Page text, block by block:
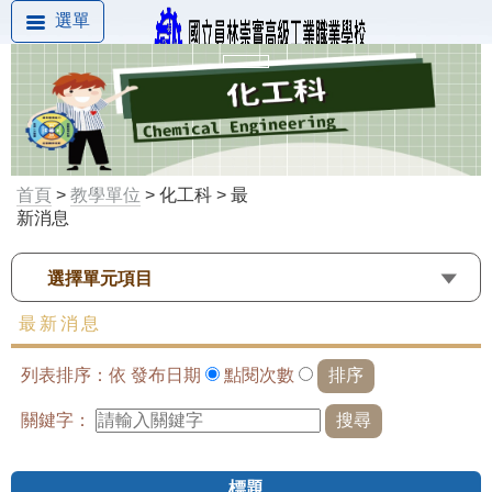
選單
首頁 > 教學單位 > 化工科 > 最
新消息
選擇單元項目
最新消息
列表排序：依 發布日期 點閱次數
關鍵字：
標題